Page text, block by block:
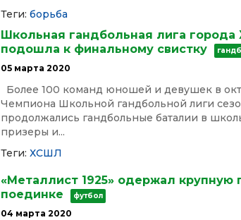
Теги:борьба
Школьная гандбольная лига города
подошла к финальному свистку
05 марта 2020
Более 100 команд юношей и девушек в
Чемпиона Школьной гандбольной лиги
продолжались гандбольные баталии в
призеры и...
Теги:ХСШЛ
«Металлист 1925» одержал крупную
поединке
футбол
04 марта 2020